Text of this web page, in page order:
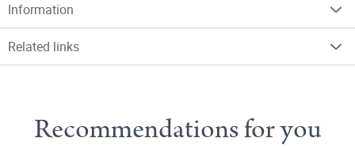
Information
Related links
Recommendations for you